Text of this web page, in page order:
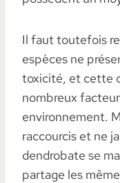
Il faut toutefois
espèces ne
toxicité, et cette
nombreux
environnement.
raccourcis et ne
dendrobate se
partage les